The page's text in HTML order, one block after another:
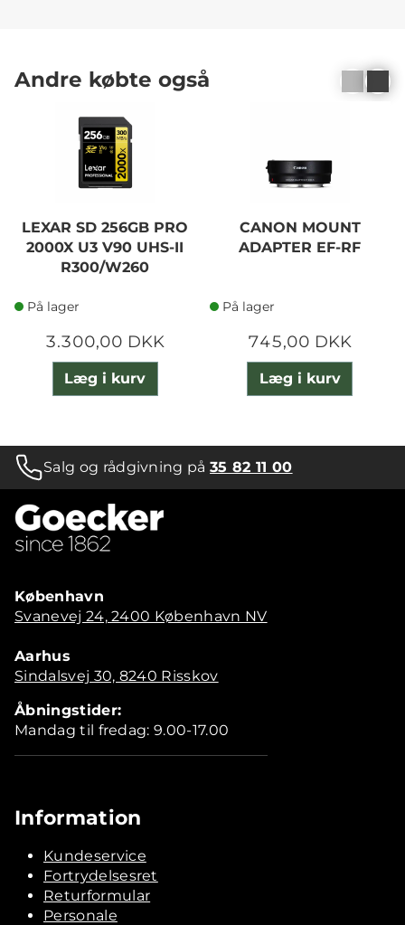
Andre købte også
LEXAR SD 256GB PRO
2000X U3 V90 UHS-II
R300/W260
På lager
3.300,00 DKK
Læg i kurv
CANON MOUNT
ADAPTER EF-RF
På lager
745,00 DKK
Læg i kurv
Salg og rådgivning på35 82 11 00
København
Svanevej 24, 2400 København NV
Aarhus
Sindalsvej 30, 8240 Risskov
Åbningstider:
Mandag til fredag: 9.00-17.00
Information
Kundeservice
Fortrydelsesret
Returformular
Personale